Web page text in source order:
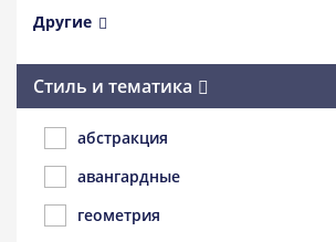
Другие
Стиль и тематика
абстракция
авангардные
геометрия